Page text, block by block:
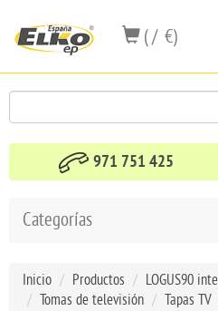
( / €)
971 751 425
Categorías
Inicio Productos LOGUS90
Tomas de televisión
Tapas TV